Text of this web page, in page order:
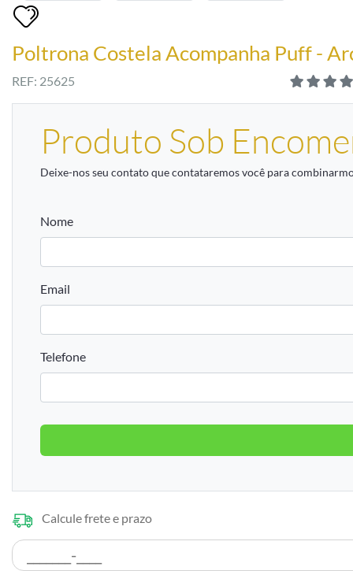
Poltrona Costela Acompanha Puff -
REF: 25625
Produto Sob
Deixe-nos seu contato que contataremos você para
Nome
Email
Telefone
Calcule frete e prazo